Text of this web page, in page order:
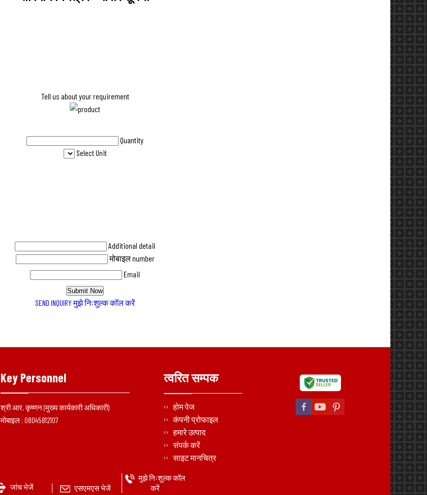
Tell us about your requirement
Quantity
Select Unit
Additional detail
मोबाइल number
Email
SEND INQUIRY मुझे निःशुल्क कॉल करें
Key Personnel
श्री आर. कृष्णन(मुख्य कार्यकारी अधिकारी)
मोबाइल :08045812107
त्वरित सम्पक
होम पेज
कंपनी प्रोफाइल
हमारे उत्पाद
संपर्क करें
साइट मानचित्र
जांच भेजें एसएमएस भेजें
मुझे निःशुल्क कॉल
करें